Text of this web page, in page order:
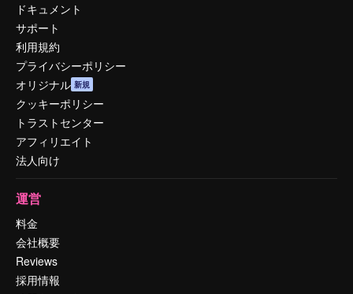
ドキュメント
サポート
利用規約
プライバシーポリシー
オリジナル 新規
クッキーポリシー
トラストセンター
アフィリエイト
法人向け
運営
料金
会社概要
Reviews
採用情報